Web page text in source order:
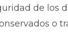
de los
o